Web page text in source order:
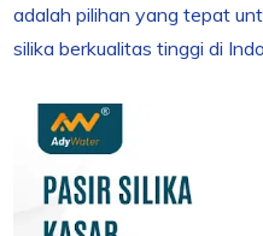
adalah pilihan yang tepat
silika berkualitas tinggi di